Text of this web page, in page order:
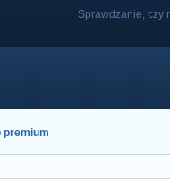
Sprawdzanie, czy
premium